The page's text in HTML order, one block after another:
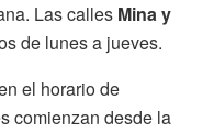
Las calles Mina y
de lunes a jueves.
el horario de
comienzan desde la